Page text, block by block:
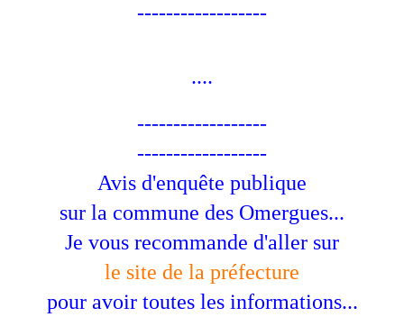
------------------
....
------------------
------------------
Avis d'enquête publique
sur la commune des Omergues...
Je vous recommande d'aller sur
le site de la préfecture
pour avoir toutes les informations...